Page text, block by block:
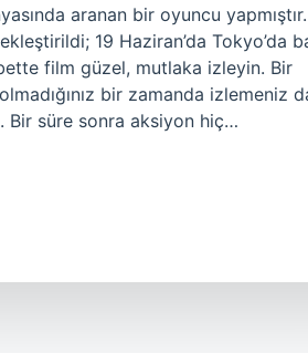
aranan bir oyuncu yapmıştır.
19 Haziran’da Tokyo’da
film güzel, mutlaka izleyin. Bir
bir zamanda izlemeniz
Bir süre sonra aksiyon hiç…